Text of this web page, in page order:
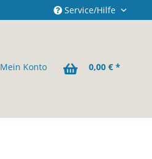
Service/Hilfe
Mein Konto 0,00 € *